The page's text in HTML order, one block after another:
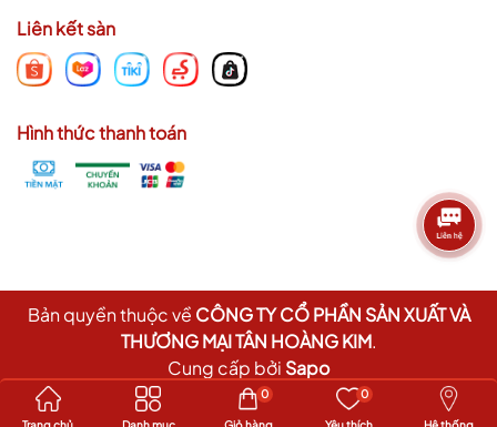
Liên kết sàn
Hình thức thanh toán
Bản quyền thuộc về CÔNG TY CỔ PHẦN SẢN XUẤT VÀ
THƯƠNG MẠI TÂN HOÀNG KIM.
Cung cấp bởi Sapo
0 0